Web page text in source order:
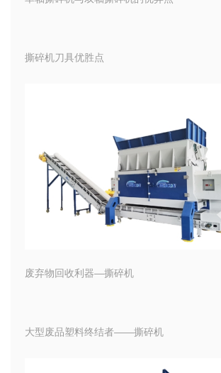
撕碎机刀具优胜点
废弃物回收利器—撕碎机
大型废品塑料终结者——撕碎机